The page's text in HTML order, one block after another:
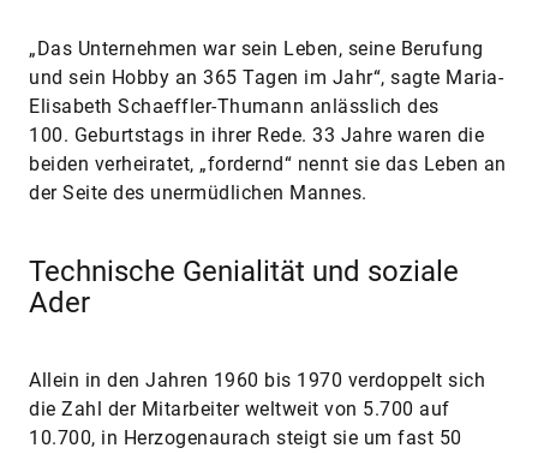
„Das Unternehmen war sein Leben, seine Berufung
und sein Hobby an 365 Tagen im Jahr“, sagte Maria-
Elisabeth Schaeffler-Thumann anlässlich des
100. Geburtstags in ihrer Rede. 33 Jahre waren die
beiden verheiratet, „fordernd“ nennt sie das Leben an
der Seite des unermüdlichen Mannes.
Technische Genialität und soziale
Ader
Allein in den Jahren 1960 bis 1970 verdoppelt sich
die Zahl der Mitarbeiter weltweit von 5.700 auf
10.700, in Herzogenaurach steigt sie um fast 50